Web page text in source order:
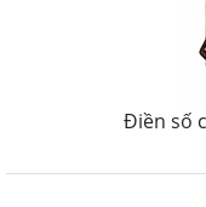
Điền số